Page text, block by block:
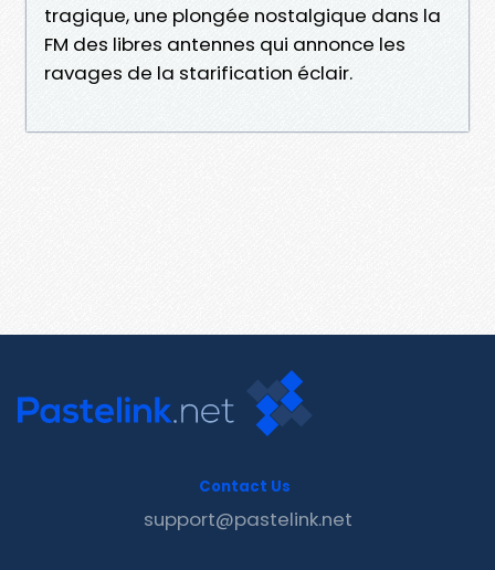
tragique, une plongée nostalgique dans la
FM des libres antennes qui annonce les
ravages de la starification éclair.
Contact Us
support@pastelink.net